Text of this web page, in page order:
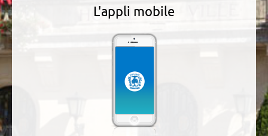
L'appli mobile